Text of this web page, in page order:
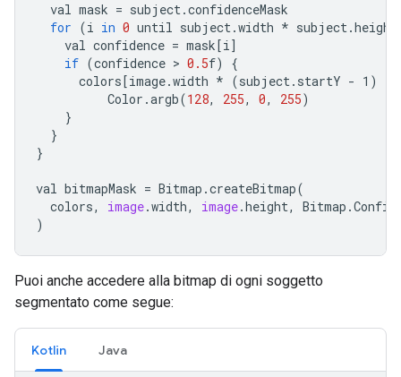
val mask = subject.confidenceMask
for (i in 0 until subject.width * subject.height
val confidence = mask[i]
if (confidence > 0.5f)
{
colors[image.width * (subject.startY - 1) +
Color .argb(128, 255, 0, 255)
}
}
}
val bitmapMask = Bitmap .createBitmap(
colors, image.width, image.height, Bitmap .Config
)
Puoi anche accedere alla bitmap di ogni soggetto
segmentato come segue:
Kotlin Java